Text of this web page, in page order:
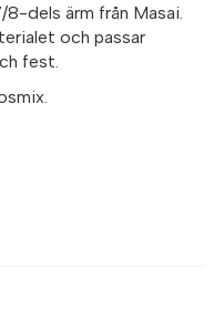
dels ärm från Masai.
och passar
fest.